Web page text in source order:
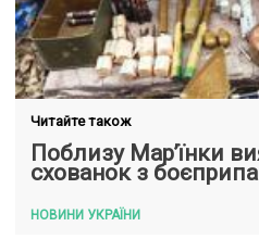
Читайте також
Поблизу Мар’їнки
схованок з
НОВИНИ УКРАЇНИ